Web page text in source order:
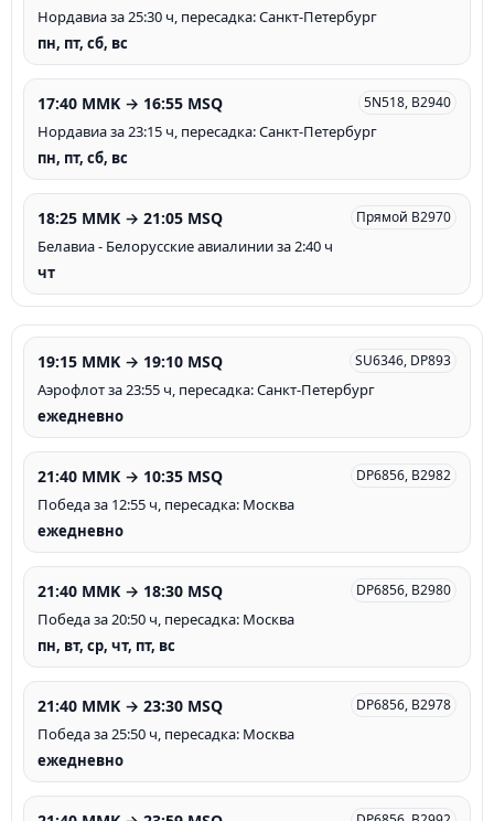
Нордавиа за 25:30 ч, пересадка: Санкт-Петербург
пн, пт, сб, вс
17:40 MMK → 16:55 MSQ 5N518, B2940
Нордавиа за 23:15 ч, пересадка: Санкт-Петербург
пн, пт, сб, вс
18:25 MMK → 21:05 MSQ Прямой B2970
Белавиа - Белорусские авиалинии за 2:40 ч
чт
19:15 MMK → 19:10 MSQ SU6346, DP893
Аэрофлот за 23:55 ч, пересадка: Санкт-Петербург
ежедневно
21:40 MMK → 10:35 MSQ DP6856, B2982
Победа за 12:55 ч, пересадка: Москва
ежедневно
21:40 MMK → 18:30 MSQ DP6856, B2980
Победа за 20:50 ч, пересадка: Москва
пн, вт, ср, чт, пт, вс
21:40 MMK → 23:30 MSQ DP6856, B2978
Победа за 25:50 ч, пересадка: Москва
ежедневно